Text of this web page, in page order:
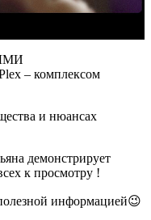
– комплексом
и нюансах
демонстрирует
к просмотру !
информацией😉